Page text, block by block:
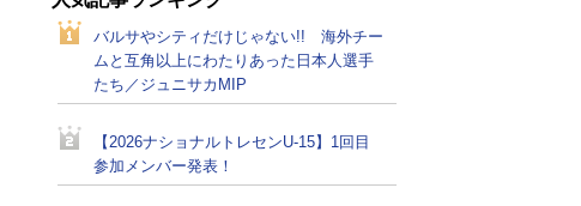
バルサやシティだけじゃない!! 海外チー
ムと互角以上にわたりあった日本人選手
たち／ジュニサカMIP
【2026ナショナルトレセンU-15】1回目
参加メンバー発表！